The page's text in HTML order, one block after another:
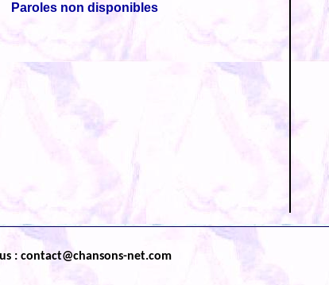
Paroles non disponibles
: contact@chansons-net.com